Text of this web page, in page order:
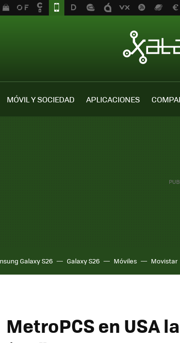
MÓVIL Y SOCIEDAD APLICACIONES
Galaxy S26 Galaxy S26 Móviles Movistar
MetroPCS en USA